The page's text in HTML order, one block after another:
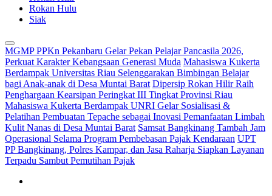
Rokan Hulu
Siak
MGMP PPKn Pekanbaru Gelar Pekan Pelajar Pancasila 2026,
Perkuat Karakter Kebangsaan Generasi Muda Mahasiswa Kukerta
Berdampak Universitas Riau Selenggarakan Bimbingan Belajar
bagi Anak-anak di Desa Muntai Barat Dipersip Rokan Hilir Raih
Penghargaan Kearsipan Peringkat III Tingkat Provinsi Riau
Mahasiswa Kukerta Berdampak UNRI Gelar Sosialisasi &
Pelatihan Pembuatan Tepache sebagai Inovasi Pemanfaatan Limbah
Kulit Nanas di Desa Muntai Barat Samsat Bangkinang Tambah Jam
Operasional Selama Program Pembebasan Pajak Kendaraan UPT
PP Bangkinang, Polres Kampar, dan Jasa Raharja Siapkan Layanan
Terpadu Sambut Pemutihan Pajak